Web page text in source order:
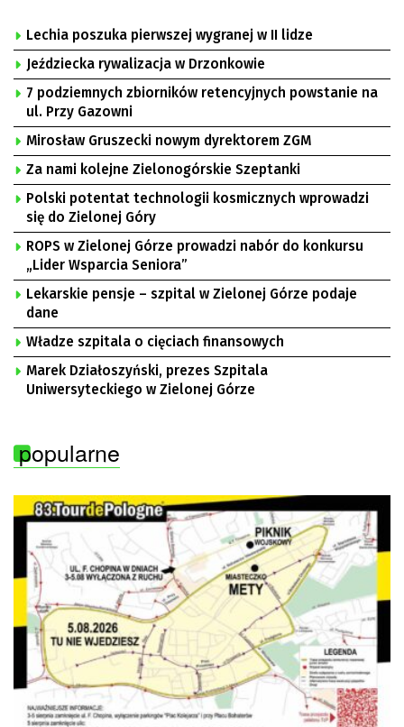
Lechia poszuka pierwszej wygranej w II lidze
Jeździecka rywalizacja w Drzonkowie
7 podziemnych zbiorników retencyjnych powstanie na
ul. Przy Gazowni
Mirosław Gruszecki nowym dyrektorem ZGM
Za nami kolejne Zielonogórskie Szeptanki
Polski potentat technologii kosmicznych wprowadzi
się do Zielonej Góry
ROPS w Zielonej Górze prowadzi nabór do konkursu
„Lider Wsparcia Seniora”
Lekarskie pensje – szpital w Zielonej Górze podaje
dane
Władze szpitala o cięciach finansowych
Marek Działoszyński, prezes Szpitala
Uniwersyteckiego w Zielonej Górze
popularne